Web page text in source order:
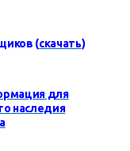
(скачать)
для
наследия